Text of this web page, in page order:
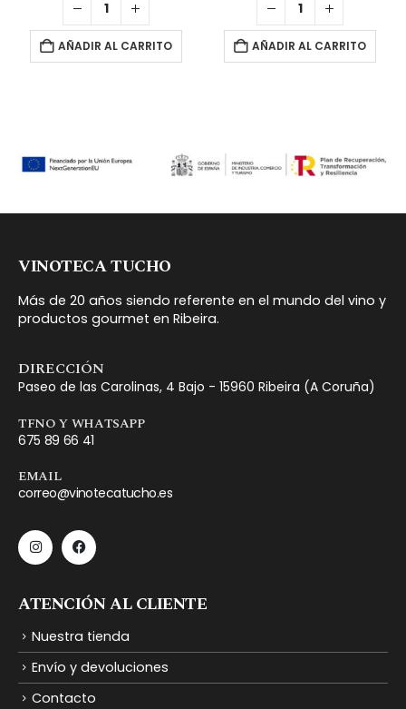
AÑADIR AL CARRITO AÑADIR AL CARRITO
VINOTECA TUCHO
Más de 20 años siendo referente en el mundo del vino y
productos gourmet en Ribeira.
DIRECCIÓN
Paseo de las Carolinas, 4 Bajo - 15960 Ribeira (A Coruña)
TFNO Y WHATSAPP
675 89 66 41
EMAIL
correo@vinotecatucho.es
ATENCIÓN AL CLIENTE
Nuestra tienda
Envío y devoluciones
Contacto